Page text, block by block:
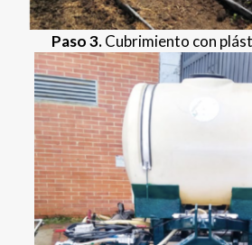
Paso 3.Cubrimiento con